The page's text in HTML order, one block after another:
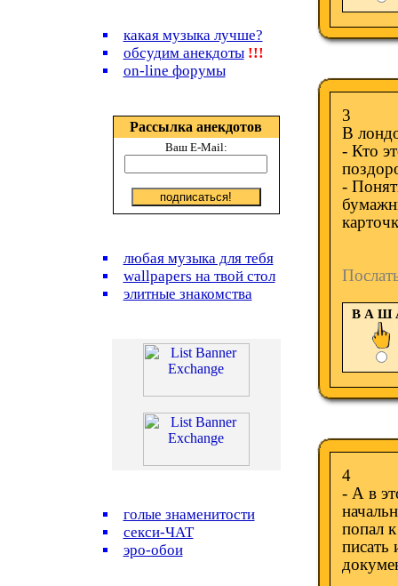
какая музыка лучше?
обсудим анекдоты !!!
on-line форумы
Рассылка анекдотов
Ваш E-Mail:
любая музыка для тебя
wallpapers на твой стол
элитные знакомства
голые знаменитости
секси-ЧАТ
эро-обои
3
В
- Кто
-
В А Ш
4
- А в
попал
писать